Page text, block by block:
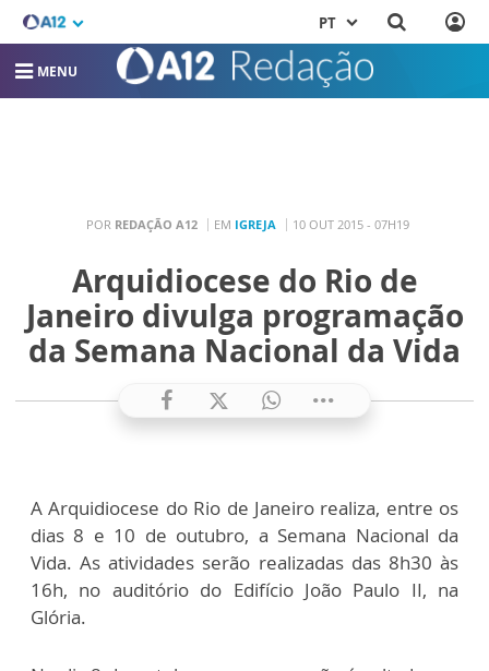
PT
MENU
POR REDAÇÃO A12 EM IGREJA 10 OUT 2015 - 07H19
Arquidiocese do Rio de
Janeiro divulga programação
da Semana Nacional da Vida
A Arquidiocese do Rio de Janeiro realiza, entre os
dias 8 e 10 de outubro, a Semana Nacional da
Vida. As atividades serão realizadas das 8h30 às
16h, no auditório do Edifício João Paulo II, na
Glória.